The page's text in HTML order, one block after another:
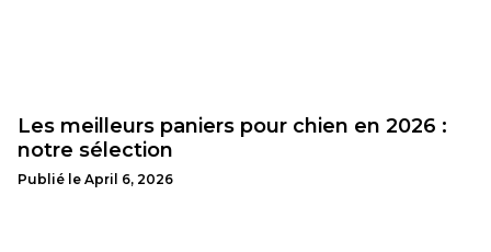
Les meilleurs paniers pour chien en 2026 :
notre sélection
Publié le April 6, 2026